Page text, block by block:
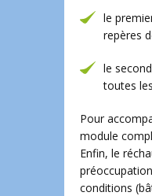
le
repères
le
toutes
Pour
module
Enfin, le
conditions